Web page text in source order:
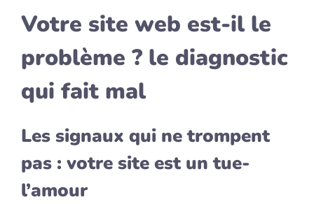
Votre site web est-il le
problème ? le diagnostic
qui fait mal
Les signaux qui ne trompent
pas : votre site est un tue-
l’amour